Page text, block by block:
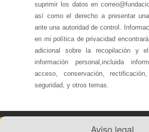
Aviso legal
suprimir los datos en
así como el derecho a presentar
ante una autoridad de control.
en mi política de privacidad
adicional sobre la recopilación y
información personal,incluida
acceso, conservación,
seguridad, y otros temas.